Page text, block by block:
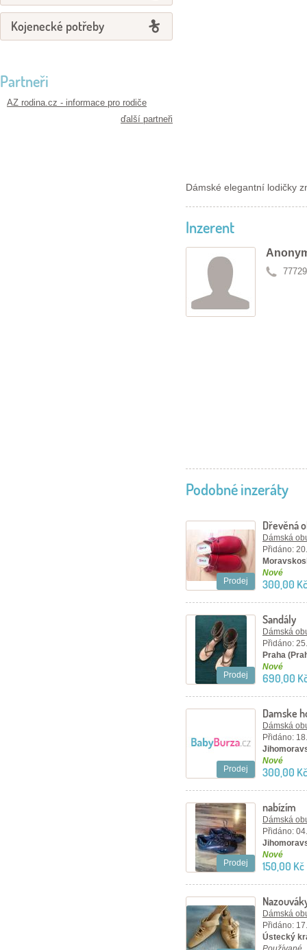
Kojenecké potřeby
Partneři
AZ rodina.cz - informace pro rodiče
ďalší partneři
Dámské elegantní lodičky
Inzerent
Podobné inzeráty
Prodej
Dřevěná
Dámská
Přidáno:
Nové
300,00
Prodej
Sandály
Dámská
Přidáno:
Praha
Nové
690,00
Prodej
Damske
Dámská
Přidáno:
Nové
300,00 Kč
Prodej
nabízím
Dámská
Přidáno:
Nové
150,00 Kč
Dámská
Přidáno:
Ústecký